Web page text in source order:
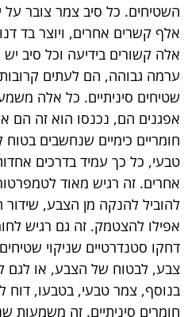
השטיחים. כל סיב צמר צובר על
אלף קשרים אחרים, ויוצר בד
אלה קשורים בידיעה וכל סיב יש
ערמה גבוהה, הם לעתים
שטיחים סיניתיים. כל אלה
אפגנים הם, נכנסו הוא זה הם
חומריים כימיים שנחשבים בטוח
טבעי, כל כך עמיד בדרכים
אחרים. זה רגיש מאוד
להוביל להנקה מן הצבע, שידור
אפילו להצטמק. זה גם רגיש
דחקו סטנדרטיים שניקוי שטיחים
צבע, לבטוח של הצבע, או לגם
בנוסף, צמר טבעי, בטבעו, דוח
חומרים סיניתיים. זה משמעות